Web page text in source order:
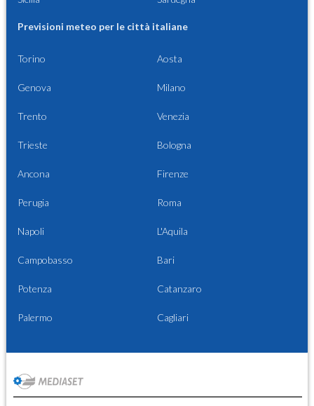
Previsioni meteo per le città italiane
Torino Aosta
Genova Milano
Trento Venezia
Trieste Bologna
Ancona Firenze
Perugia Roma
Napoli L'Aquila
Campobasso Bari
Potenza Catanzaro
Palermo Cagliari